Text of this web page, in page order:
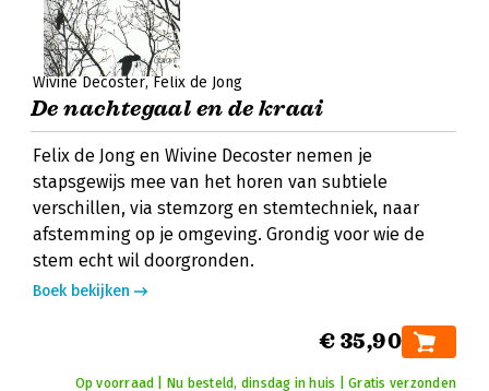
Wivine Decoster Felix de Jong
De nachtegaal en de kraai
Felix de Jong en Wivine Decoster nemen je
stapsgewijs mee van het horen van subtiele
verschillen, via stemzorg en stemtechniek, naar
afstemming op je omgeving. Grondig voor wie de
stem echt wil doorgronden.
Boek bekijken
€ 35,90
Op voorraad | Nu besteld, dinsdag in huis | Gratis verzonden